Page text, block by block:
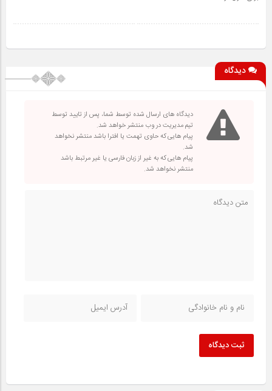
دیدگاه
دیدگاه های ارسال شده توسط شما، پس از تایید توسط
تیم مدیریت در وب منتشر خواهد شد.
پیام هایی که حاوی تهمت یا افترا باشد منتشر نخواهد
شد.
پیام هایی که به غیر از زبان فارسی یا غیر مرتبط باشد
منتشر نخواهد شد.
ثبت دیدگاه